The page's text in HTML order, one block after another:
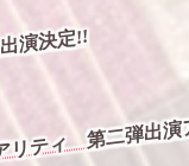
演決定!!